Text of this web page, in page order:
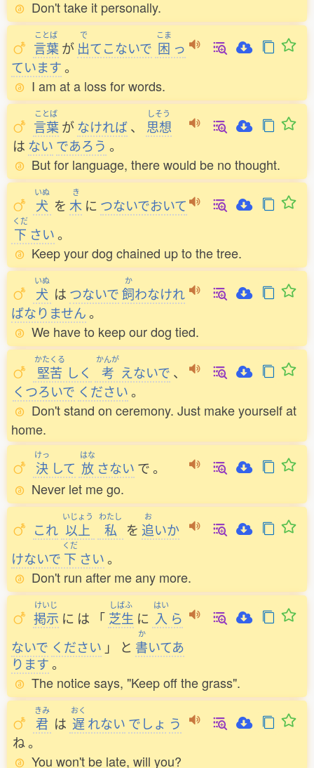
Don't take it personally.
ことば
言葉 が
で
出てこないで
こま
困 っ
ています。
I am at a loss for words.
ことば
言葉 がなければ、
しそう
思想
は ない であろう 。
But for language, there would be no thought.
いぬ
犬 を
き
木 に つないでおいて
くだ
下 さい。
Keep your dog chained up to the tree.
いぬ
犬 は つないで
か
飼わなけれ
ばなりません。
We have to keep our dog tied.
かたくる
堅苦 しく
かんが
考 えないで 、
くつろいで ください。
Don't stand on ceremony. Just make yourself at
home.
けっ
決 して
はな
放 さない で。
Never let me go.
これ
いじょう
以上
わたし
私 を
お
追いか
けないで
くだ
下 さい。
Don't run after me any more.
けいじ
掲示 に は 「
しばふ
芝生 に
はい
入 ら
ないで ください 」 と
か
書いてあ
ります。
The notice says, "Keep off the grass".
きみ
君 は
おく
遅 れない でしょ う
ね。
You won't be late, will you?